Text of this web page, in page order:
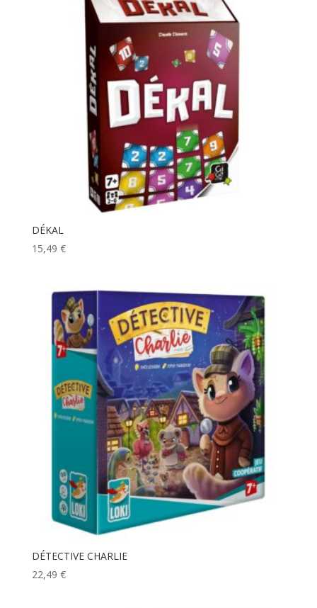
DÉKAL
15,49 €
DÉTECTIVE CHARLIE
22,49 €